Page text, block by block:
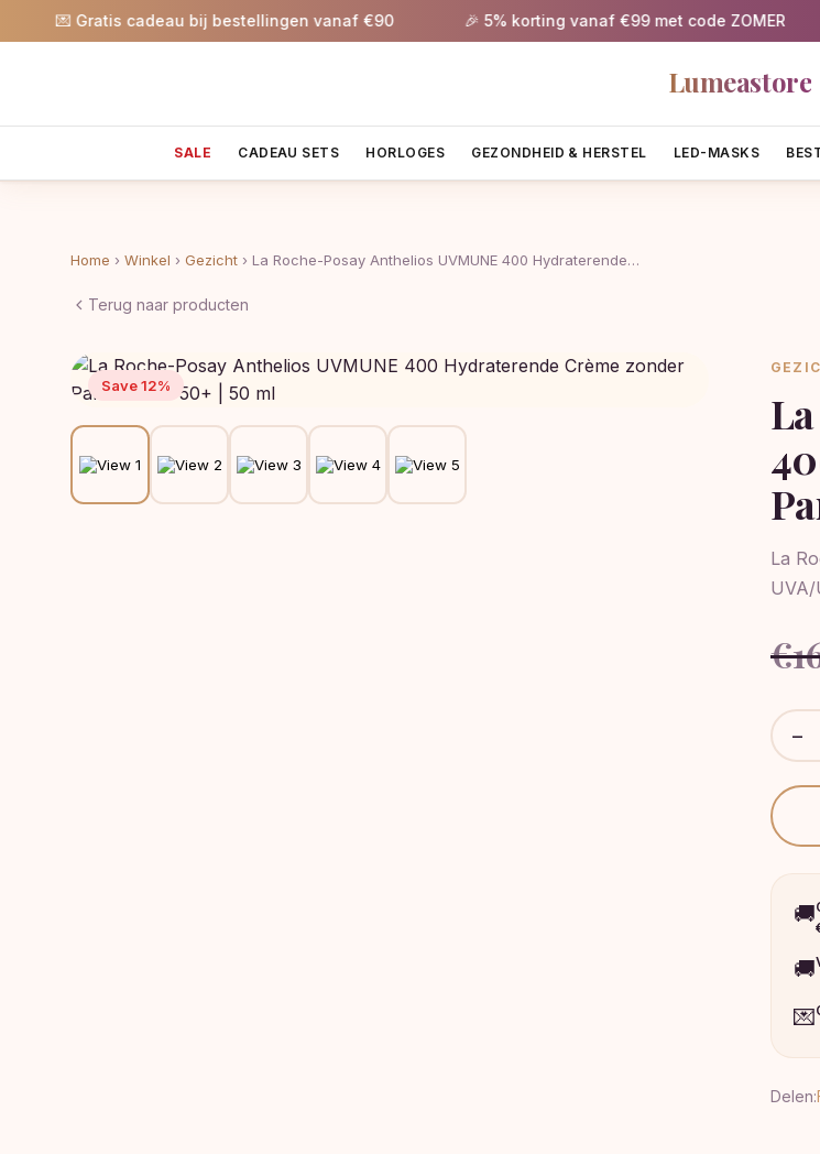
💌 Gratis cadeau bij bestellingen vanaf €90 🎉 5% korting vanaf €99 met code ZOMER
Lumeastore
SALE CADEAU SETS HORLOGES GEZONDHEID & HERSTEL LED-MASKS
Home › Winkel › Gezicht › La Roche-Posay Anthelios UVMUNE 400 Hydraterende…
Terug naar producten
Save 12%
La
€
−
🚚
🚚
💌
Delen: